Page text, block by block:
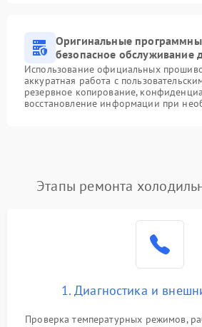
Оригинальные
безопасное обслуживание
Использование официальных
аккуратная работа с
резервное копирование,
восстановление информации при
Этапы ремонта
1. Диагностика и
Проверка температурных режимов,